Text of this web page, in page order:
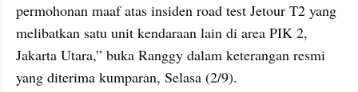
permohonan maaf atas insiden road test Jetour T2 yang
melibatkan satu unit kendaraan lain di area PIK 2,
Jakarta Utara,” buka Ranggy dalam keterangan resmi
yang diterima kumparan, Selasa (2/9).